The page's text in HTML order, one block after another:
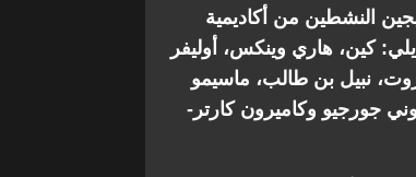
النشطين من أكاديمية
كين، هاري وينكس، أوليفر
نبيل بن طالب، ماسيمو
جورجيو وكاميرون كارتر-